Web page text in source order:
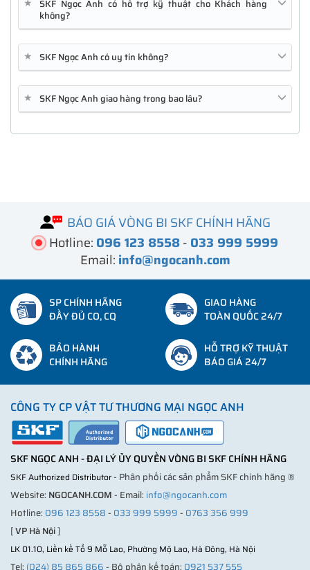
SKF Ngọc Anh có hỗ trợ kỹ thuật cho Khách hàng
không?
★ SKF Ngọc Anh có uy tín không?
★ SKF Ngọc Anh giao hàng trong bao lâu?
BÁO GIÁ VÒNG BI SKF CHÍNH HÃNG
Hotline: 096 123 8558- 033 999 5999
Email: info@ngocanh.com
SP CHÍNH HÃNG
ĐẦY ĐỦ CO, CQ
GIAO HÀNG
TOÀN QUỐC 24/7
BẢO HÀNH
CHÍNH HÃNG
HỖ TRỢ KỸ THUẬT
BÁO GIÁ 24/7
CÔNG TY CP VẬT TƯ THƯƠNG MẠI NGỌC ANH
SKF NGỌC ANH - ĐẠI LÝ ỦY QUYỀN VÒNG BI SKF CHÍNH HÃNG
SKF Authorized Distributor- Phân phối các sản phẩm SKF chính hãng ®
Website: NGOCANH.COM- Email: info@ngocanh.com
Hotline: 096 123 8558- 033 999 5999- 0763 356 999
[VP Hà Nội]
LK 01.10, Liền kề Tổ 9 Mỗ Lao, Phường Mộ Lao, Hà Đông, Hà Nội
Tel: (024) 85 865 866- Bộ phận kế toán: 0921 537 555